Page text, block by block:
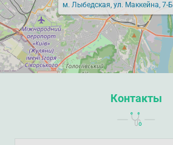
м. Лыбедская, ул. Маккейна, 7-Б
Контакты